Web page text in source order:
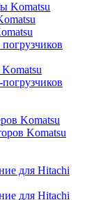
Komatsu
Komatsu
Komatsu
для Hitachi
для Hitachi